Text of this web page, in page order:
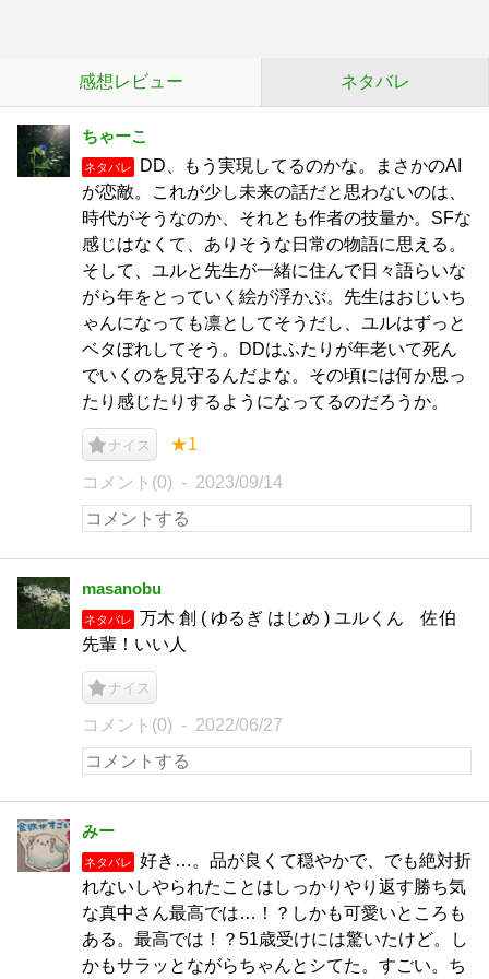
感想レビュー ネタバレ
ちゃーこ
ネタバレ
DD、もう実現してるのかな。まさかのAI
が恋敵。これが少し未来の話だと思わないのは、
時代がそうなのか、それとも作者の技量か。SFな
感じはなくて、ありそうな日常の物語に思える。
そして、ユルと先生が一緒に住んで日々語らいな
がら年をとっていく絵が浮かぶ。先生はおじいち
ゃんになっても凛としてそうだし、ユルはずっと
ベタぼれしてそう。DDはふたりが年老いて死ん
でいくのを見守るんだよな。その頃には何か思っ
たり感じたりするようになってるのだろうか。
ナイス ★1
コメント(0) 2023/09/14
masanobu
ネタバレ
万木 創 ( ゆるぎ はじめ ) ユルくん 佐伯
先輩！いい人
ナイス
コメント(0) 2022/06/27
みー
ネタバレ
好き…。品が良くて穏やかで、でも絶対折
れないしやられたことはしっかりやり返す勝ち気
な真中さん最高では…！？しかも可愛いところも
ある。最高では！？51歳受けには驚いたけど。し
かもサラッとながらちゃんとシてた。すごい。ち